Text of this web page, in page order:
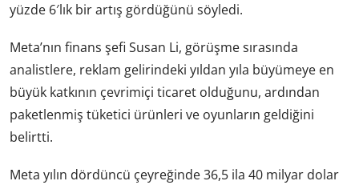
yüzde 6′lık bir artış gördüğünü söyledi.
Meta’nın finans şefi Susan Li, görüşme sırasında
analistlere, reklam gelirindeki yıldan yıla büyümeye en
büyük katkının çevrimiçi ticaret olduğunu, ardından
paketlenmiş tüketici ürünleri ve oyunların geldiğini
belirtti.
Meta yılın dördüncü çeyreğinde 36,5 ila 40 milyar dolar